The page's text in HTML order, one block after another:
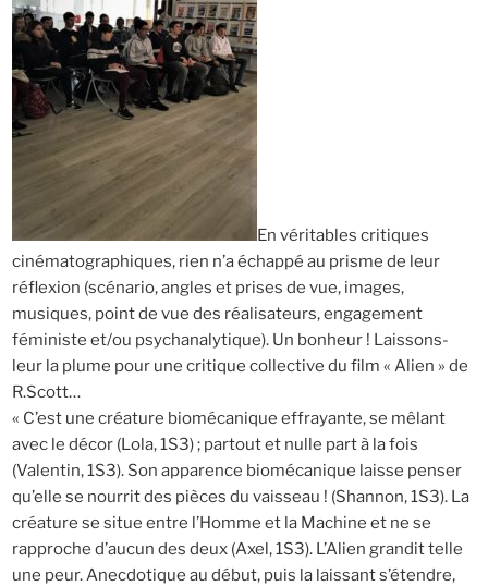
En véritables critiques
cinématographiques, rien n’a échappé au prisme de leur
réflexion (scénario, angles et prises de vue, images,
musiques, point de vue des réalisateurs, engagement
féministe et/ou psychanalytique). Un bonheur ! Laissons-
leur la plume pour une critique collective du film « Alien » de
R.Scott…
« C’est une créature biomécanique effrayante, se mêlant
avec le décor (Lola, 1S3) ; partout et nulle part à la fois
(Valentin, 1S3). Son apparence biomécanique laisse penser
qu’elle se nourrit des pièces du vaisseau ! (Shannon, 1S3). La
créature se situe entre l’Homme et la Machine et ne se
rapproche d’aucun des deux (Axel, 1S3). L’Alien grandit telle
une peur. Anecdotique au début, puis la laissant s’étendre,